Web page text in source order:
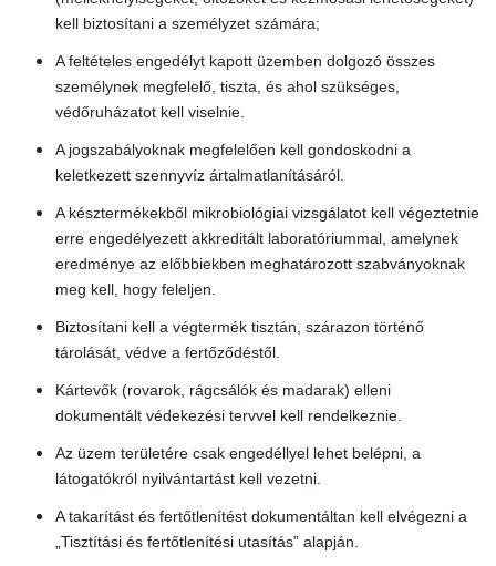
kell biztosítani a személyzet számára;
A feltételes engedélyt kapott üzemben dolgozó összes
személynek megfelelő, tiszta, és ahol szükséges,
védőruházatot kell viselnie.
A jogszabályoknak megfelelően kell gondoskodni a
keletkezett szennyvíz ártalmatlanításáról.
A késztermékekből mikrobiológiai vizsgálatot kell végeztetnie
erre engedélyezett akkreditált laboratóriummal, amelynek
eredménye az előbbiekben meghatározott szabványoknak
meg kell, hogy feleljen.
Biztosítani kell a végtermék tisztán, szárazon történő
tárolását, védve a fertőződéstől.
Kártevők (rovarok, rágcsálók és madarak) elleni
dokumentált védekezési tervvel kell rendelkeznie.
Az üzem területére csak engedéllyel lehet belépni, a
látogatókról nyilvántartást kell vezetni.
A takarítást és fertőtlenítést dokumentáltan kell elvégezni a
„Tisztítási és fertőtlenítési utasítás” alapján.